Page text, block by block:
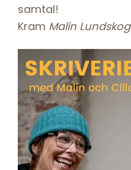
samtal!
Kram Malin Lundskog